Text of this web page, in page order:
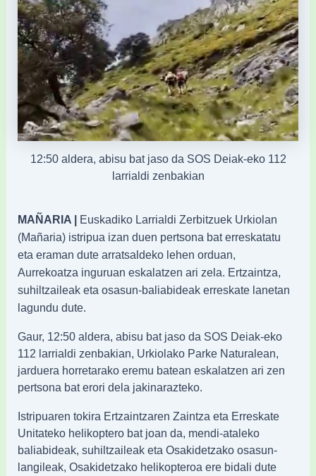
12:50 aldera, abisu bat jaso da SOS Deiak-eko 112
larrialdi zenbakian
MAÑARIA | Euskadiko Larrialdi Zerbitzuek Urkiolan
(Mañaria) istripua izan duen pertsona bat erreskatatu
eta eraman dute arratsaldeko lehen orduan,
Aurrekoatza inguruan eskalatzen ari zela. Ertzaintza,
suhiltzaileak eta osasun-baliabideak erreskate lanetan
lagundu dute.
Gaur, 12:50 aldera, abisu bat jaso da SOS Deiak-eko
112 larrialdi zenbakian, Urkiolako Parke Naturalean,
jarduera horretarako eremu batean eskalatzen ari zen
pertsona bat erori dela jakinarazteko.
Istripuaren tokira Ertzaintzaren Zaintza eta Erreskate
Unitateko helikoptero bat joan da, mendi-ataleko
baliabideak, suhiltzaileak eta Osakidetzako osasun-
langileak, Osakidetzako helikopteroa ere bidali dute